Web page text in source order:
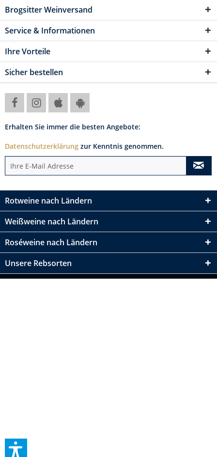
Brogsitter Weinversand
Service & Informationen
Ihre Vorteile
Sicher bestellen
Erhalten Sie immer die besten Angebote:
Datenschutzerklärung zur Kenntnis genommen.
Rotweine nach Ländern
Weißweine nach Ländern
Roséweine nach Ländern
Unsere Rebsorten